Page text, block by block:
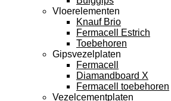
Vloerelementen
Knauf Brio
Fermacell Estrich
Toebehoren
Gipsvezelplaten
Fermacell
Diamandboard X
Fermacell toebehoren
Vezelcementplaten